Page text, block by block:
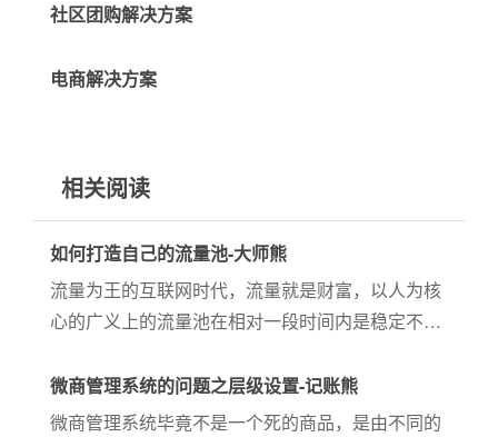
社区团购解决方案
电商解决方案
相关阅读
如何打造自己的流量池-大师熊
流量为王的互联网时代，流量就是财富，以人为核
心的广义上的流量池在相对一段时间内是稳定不变
务，卖视频等都赚到了钱，因此，把握好当前形势
打造自己专有的流量池显得刻不容缓。
微商管理系统的问题之层级设置-记账熊
微商管理系统毕竟不是一个死的商品，是由不同的